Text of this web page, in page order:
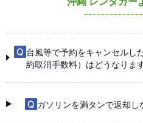
台風等で予約をキャンセルし
約取消手数料）はどうなりま
ガソリンを満タンで返却し